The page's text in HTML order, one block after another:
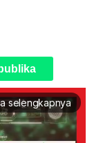
selengkapnya